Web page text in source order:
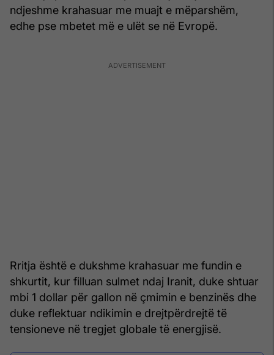
ndjeshme krahasuar me muajt e mëparshëm,
edhe pse mbetet më e ulët se në Evropë.
Rritja është e dukshme krahasuar me fundin e
shkurtit, kur filluan sulmet ndaj Iranit, duke shtuar
mbi 1 dollar për gallon në çmimin e benzinës dhe
duke reflektuar ndikimin e drejtpërdrejtë të
tensioneve në tregjet globale të energjisë.